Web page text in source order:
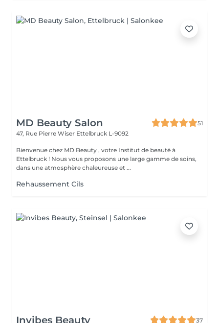
MD Beauty Salon
51
47, Rue Pierre Wiser Ettelbruck L-9092
Bienvenue chez MD Beauty , votre Institut de beauté à
Ettelbruck ! Nous vous proposons une large gamme de soins,
dans une atmosphère chaleureuse et ...
Rehaussement Cils
Invibes Beauty 37